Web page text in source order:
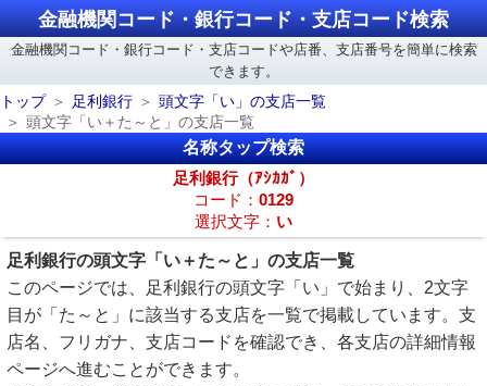
金融機関コード・銀行コード・支店コード検索
金融機関コード・銀行コード・支店コードや店番、支店番号を簡単に検索
できます。
トップ
足利銀行
頭文字「い」の支店一覧
頭文字「い＋た～と」の支店一覧
名称タップ検索
足利銀行（ｱｼｶｶﾞ）
コード： 0129
選択文字： い
足利銀行の頭文字「い＋た～と」の支店一覧
このページでは、足利銀行の頭文字「い」で始まり、2文字
目が「た～と」に該当する支店を一覧で掲載しています。支
店名、フリガナ、支店コードを確認でき、各支店の詳細情報
ページへ進むことができます。